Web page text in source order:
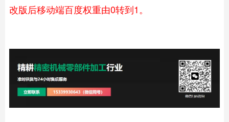
改版后移动端百度权重由0转到1。